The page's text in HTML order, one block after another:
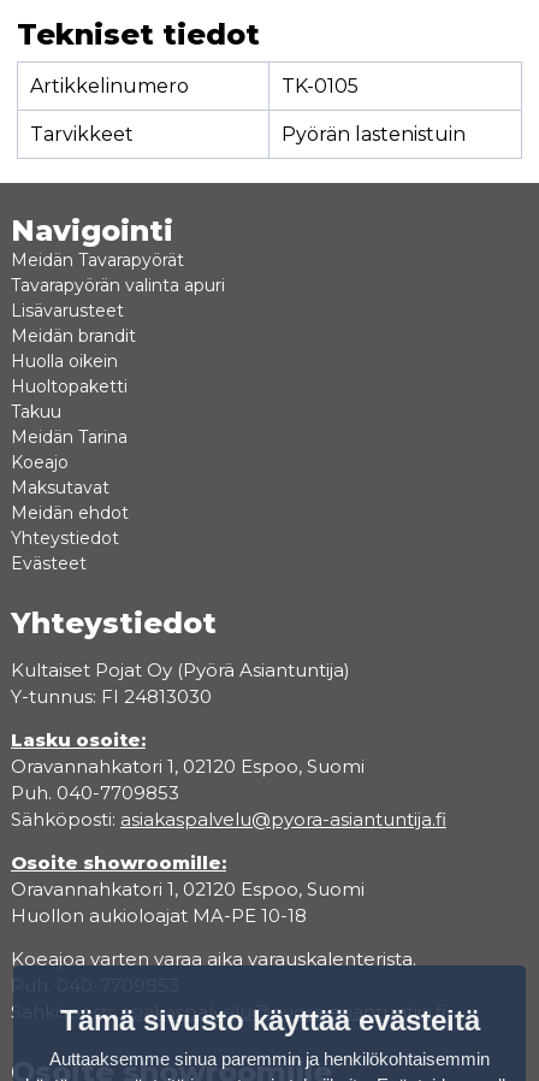
Tekniset tiedot
Artikkelinumero TK-0105
Tarvikkeet Pyörän lastenistuin
Navigointi
Meidän Tavarapyörät
Tavarapyörän valinta apuri
Lisävarusteet
Meidän brandit
Huolla oikein
Huoltopaketti
Takuu
Meidän Tarina
Koeajo
Maksutavat
Meidän ehdot
Yhteystiedot
Evästeet
Yhteystiedot
Kultaiset Pojat Oy (Pyörä Asiantuntija)
Y-tunnus: FI 24813030
Lasku osoite:
Oravannahkatori 1, 02120 Espoo, Suomi
Puh. 040-7709853
Sähköposti: asiakaspalvelu@pyora-asiantuntija.fi
Osoite showroomille:
Oravannahkatori 1, 02120 Espoo, Suomi
Huollon aukioloajat MA-PE 10-18
Koeajoa varten varaa aika varauskalenterista.
Sähköposti:asiakaspalvelu@pyora-asiantuntija.fi
Osoite showroomille
Tämä sivusto käyttää evästeitä
Auttaaksemme sinua paremmin ja henkilökohtaisemmin